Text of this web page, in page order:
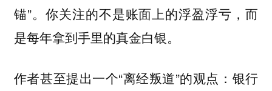
锚”。你关注的不是账面上的浮盈浮亏，而
是每年拿到手里的真金白银。
作者甚至提出一个“离经叛道”的观点： 银行